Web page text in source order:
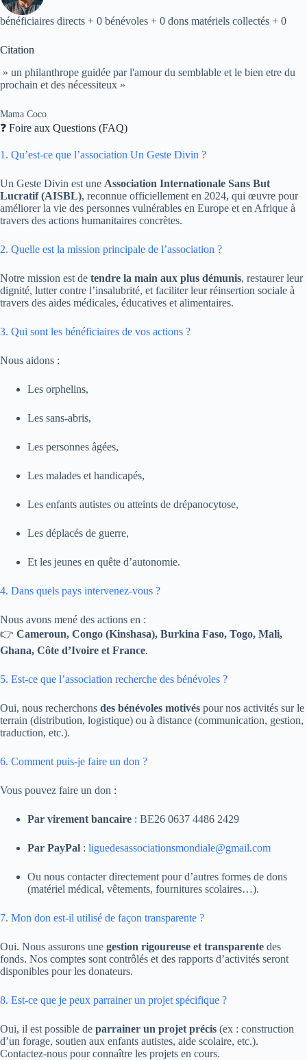
bénéficiaires directs + 0 bénévoles + 0 dons matériels collectés + 0
Citation
» un philanthrope guidée par l'amour du semblable et le bien etre du
prochain et des nécessiteux »
Mama Coco
❓ Foire aux Questions (FAQ)
1. Qu’est-ce que l’association Un Geste Divin ?
Un Geste Divin est une Association Internationale Sans But
Lucratif (AISBL), reconnue officiellement en 2024, qui œuvre pour
améliorer la vie des personnes vulnérables en Europe et en Afrique à
travers des actions humanitaires concrètes.
2. Quelle est la mission principale de l’association ?
Notre mission est de tendre la main aux plus démunis, restaurer leur
dignité, lutter contre l’insalubrité, et faciliter leur réinsertion sociale à
travers des aides médicales, éducatives et alimentaires.
3. Qui sont les bénéficiaires de vos actions ?
Nous aidons :
Les orphelins,
Les sans-abris,
Les personnes âgées,
Les malades et handicapés,
Les enfants autistes ou atteints de drépanocytose,
Les déplacés de guerre,
Et les jeunes en quête d’autonomie.
4. Dans quels pays intervenez-vous ?
Nous avons mené des actions en :
👉 Cameroun, Congo (Kinshasa), Burkina Faso, Togo, Mali,
Ghana, Côte d’Ivoire et France.
5. Est-ce que l’association recherche des bénévoles ?
Oui, nous recherchons des bénévoles motivés pour nos activités sur le
terrain (distribution, logistique) ou à distance (communication, gestion,
traduction, etc.).
6. Comment puis-je faire un don ?
Vous pouvez faire un don :
Par virement bancaire : BE26 0637 4486 2429
Par PayPal : liguedesassociationsmondiale@gmail.com
Ou nous contacter directement pour d’autres formes de dons
(matériel médical, vêtements, fournitures scolaires…).
7. Mon don est-il utilisé de façon transparente ?
Oui. Nous assurons une gestion rigoureuse et transparente des
fonds. Nos comptes sont contrôlés et des rapports d’activités seront
disponibles pour les donateurs.
8. Est-ce que je peux parrainer un projet spécifique ?
Oui, il est possible de parrainer un projet précis (ex : construction
d’un forage, soutien aux enfants autistes, aide scolaire, etc.).
Contactez-nous pour connaître les projets en cours.